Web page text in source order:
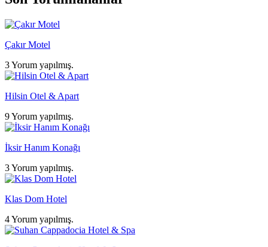
Çakır Motel
3 Yorum yapılmış.
Hilsin Otel & Apart
9 Yorum yapılmış.
İksir Hanım Konağı
3 Yorum yapılmış.
Klas Dom Hotel
4 Yorum yapılmış.